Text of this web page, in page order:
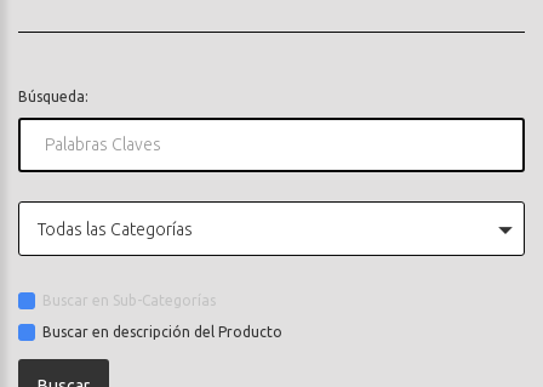
Búsqueda:
Todas las Categorías
Buscar en Sub-Categorías
Buscar en descripción del Producto